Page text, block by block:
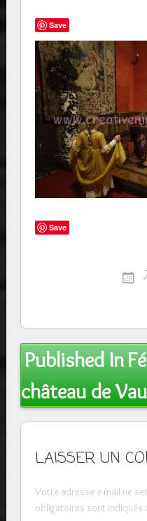
Save
Save
Post
navigation
Published In
château de
LAISSER UN
Votre adresse e-mail ne
obligatoires sont indiqués